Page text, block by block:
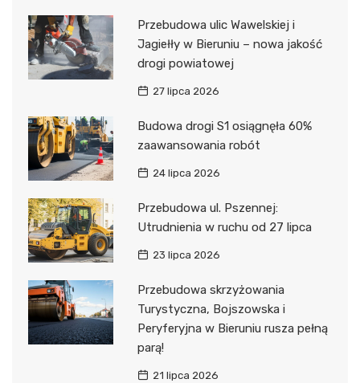
Przebudowa ulic Wawelskiej i
Jagiełły w Bieruniu – nowa jakość
drogi powiatowej
27 lipca 2026
Budowa drogi S1 osiągnęła 60%
zaawansowania robót
24 lipca 2026
Przebudowa ul. Pszennej:
Utrudnienia w ruchu od 27 lipca
23 lipca 2026
Przebudowa skrzyżowania
Turystyczna, Bojszowska i
Peryferyjna w Bieruniu rusza pełną
parą!
21 lipca 2026